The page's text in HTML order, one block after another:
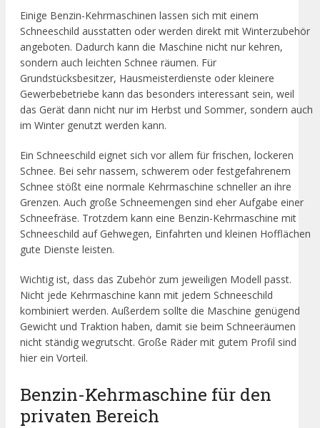
Einige Benzin-Kehrmaschinen lassen sich mit einem
Schneeschild ausstatten oder werden direkt mit Winterzubehör
angeboten. Dadurch kann die Maschine nicht nur kehren,
sondern auch leichten Schnee räumen. Für
Grundstücksbesitzer, Hausmeisterdienste oder kleinere
Gewerbebetriebe kann das besonders interessant sein, weil
das Gerät dann nicht nur im Herbst und Sommer, sondern auch
im Winter genutzt werden kann.
Ein Schneeschild eignet sich vor allem für frischen, lockeren
Schnee. Bei sehr nassem, schwerem oder festgefahrenem
Schnee stößt eine normale Kehrmaschine schneller an ihre
Grenzen. Auch große Schneemengen sind eher Aufgabe einer
Schneefräse. Trotzdem kann eine Benzin-Kehrmaschine mit
Schneeschild auf Gehwegen, Einfahrten und kleinen Hofflächen
gute Dienste leisten.
Wichtig ist, dass das Zubehör zum jeweiligen Modell passt.
Nicht jede Kehrmaschine kann mit jedem Schneeschild
kombiniert werden. Außerdem sollte die Maschine genügend
Gewicht und Traktion haben, damit sie beim Schneeräumen
nicht ständig wegrutscht. Große Räder mit gutem Profil sind
hier ein Vorteil.
Benzin-Kehrmaschine für den
privaten Bereich